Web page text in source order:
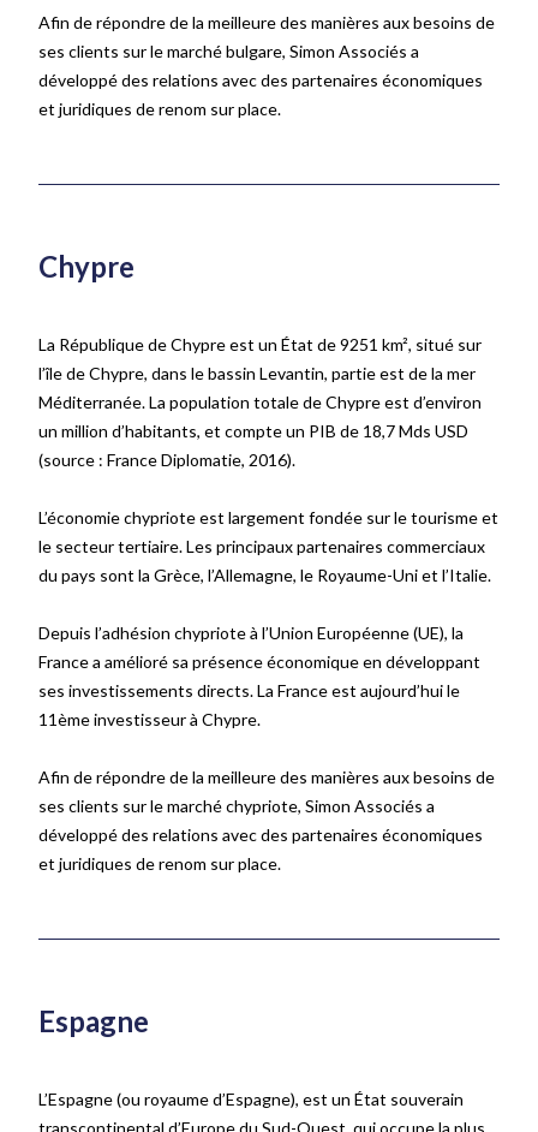
Afin de répondre de la meilleure des manières aux besoins de
ses clients sur le marché bulgare, Simon Associés a
développé des relations avec des partenaires économiques
et juridiques de renom sur place.
Chypre
La République de Chypre est un État de 9251 km², situé sur
l’île de Chypre, dans le bassin Levantin, partie est de la mer
Méditerranée. La population totale de Chypre est d’environ
un million d’habitants, et compte un PIB de 18,7 Mds USD
(source : France Diplomatie, 2016).
L’économie chypriote est largement fondée sur le tourisme et
le secteur tertiaire. Les principaux partenaires commerciaux
du pays sont la Grèce, l’Allemagne, le Royaume-Uni et l’Italie.
Depuis l’adhésion chypriote à l’Union Européenne (UE), la
France a amélioré sa présence économique en développant
ses investissements directs. La France est aujourd’hui le
11èmeinvestisseur à Chypre.
Afin de répondre de la meilleure des manières aux besoins de
ses clients sur le marché chypriote, Simon Associés a
développé des relations avec des partenaires économiques
et juridiques de renom sur place.
Espagne
L’Espagne (ou royaume d’Espagne), est un État souverain
transcontinental d’Europe du Sud-Ouest, qui occupe la plus